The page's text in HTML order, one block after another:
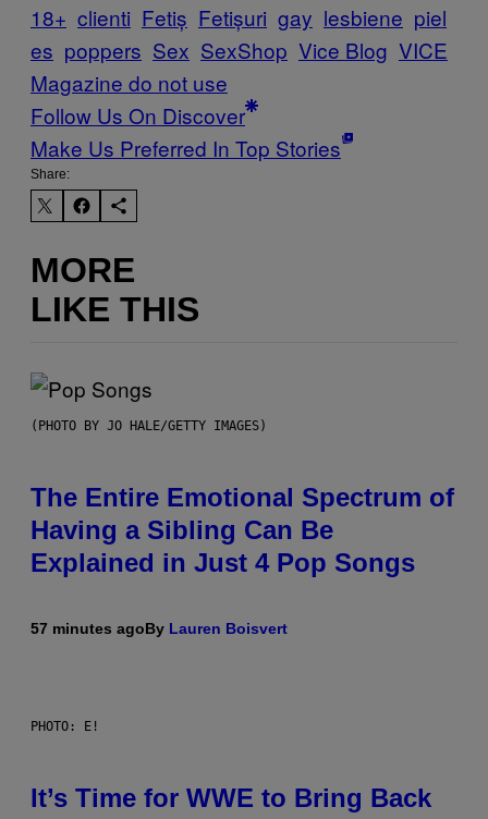
18+ clienti Fetiș Fetișuri gay lesbiene piel
es poppers Sex SexShop Vice Blog VICE
Magazine do not use
Follow Us On Discover
Make Us Preferred In Top Stories
Share:
MORE
LIKE THIS
(PHOTO BY JO HALE/GETTY IMAGES)
The Entire Emotional Spectrum of
Having a Sibling Can Be
Explained in Just 4 Pop Songs
57 minutes agoBy Lauren Boisvert
PHOTO: E!
It’s Time for WWE to Bring Back